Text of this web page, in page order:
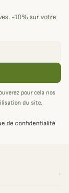
-10% sur votre
pour cela nos
du site.
de confidentialité